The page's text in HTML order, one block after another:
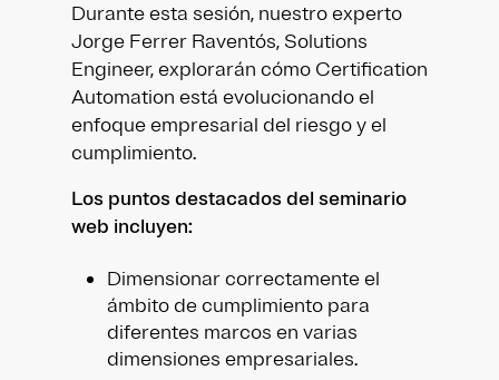
Durante esta sesión, nuestro experto
Jorge Ferrer Raventós, Solutions
Engineer, explorarán cómo Certification
Automation está evolucionando el
enfoque empresarial del riesgo y el
cumplimiento.
Los puntos destacados del seminario
web incluyen:
Dimensionar correctamente el
ámbito de cumplimiento para
diferentes marcos en varias
dimensiones empresariales.